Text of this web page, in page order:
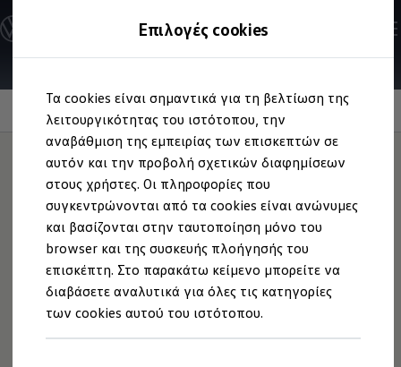
Επιλογές cookies
Τα cookies είναι σημαντικά για τη βελτίωση της
λειτουργικότητας του ιστότοπου, την
αναβάθμιση της εμπειρίας των επισκεπτών σε
αυτόν και την προβολή σχετικών διαφημίσεων
στους χρήστες. Οι πληροφορίες που
συγκεντρώνονται από τα cookies είναι ανώνυμες
και βασίζονται στην ταυτοποίηση μόνο του
browser και της συσκευής πλοήγησής του
επισκέπτη. Στο παρακάτω κείμενο μπορείτε να
διαβάσετε αναλυτικά για όλες τις κατηγορίες
των cookies αυτού του ιστότοπου.
στο
περιεχόμενο
στο
footer
Ανακαλύψτε τα Μοντέλα
Διαμορφώστε το Volkswagen σας
Επαγγελματικά Οχήματα Volkswagen
Ηλεκτρικά & eHybrid μοντέλα
Ηλεκτρικά μοντέλα
ID.3 Neo
Νέο ID. Polo
ID.4
ID.4 GTX
ID.5
ID.5 GTX
ID.7
ID.7 GTX
ID. Buzz
ID. Buzz Cargo
ID. CROSS
eHybrid μοντέλα
Golf GTE
VW Connect Plus
Ανακαλύψτε
καινούργια πράγματα
είτε στον δρόμο είτε
ψηφιακά